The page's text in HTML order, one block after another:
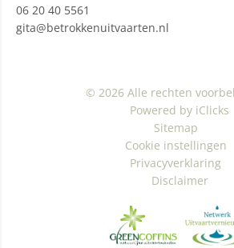
06 20 40 5561
gita@betrokkenuitvaarten.nl
© 2026 Alle rechten
Powered by iClicks
Sitemap
Cookie instellingen
Privacyverklaring
Disclaimer